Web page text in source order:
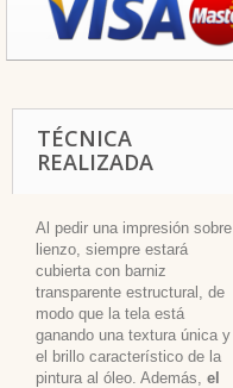
TÉCNICA
REALIZADA
Al pedir una impresión sobre
lienzo, siempre estará
cubierta con barniz
transparente estructural, de
modo que la tela está
ganando una textura única y
el brillo característico de la
pintura al óleo. Además, el